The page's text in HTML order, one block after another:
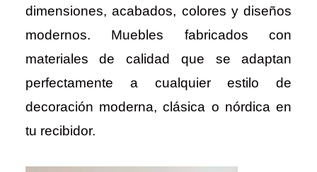
dimensiones, acabados, colores y diseños
modernos. Muebles fabricados con
materiales de calidad que se adaptan
perfectamente a cualquier estilo de
decoración moderna, clásica o nórdica en
tu recibidor.